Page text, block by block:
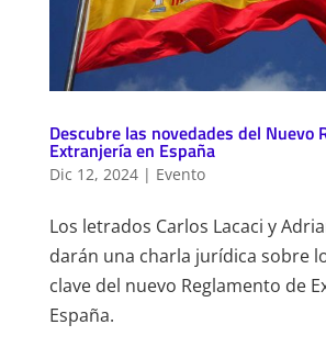
Descubre las novedades del Nuevo
Extranjería en España
Dic 12, 2024| Evento
Los letrados Carlos Lacaci y
darán una charla jurídica sobre
clave del nuevo Reglamento de
España.